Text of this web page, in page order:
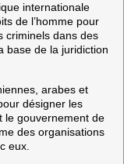
internationale
de l’homme pour
criminels dans des
base de la juridiction
arabes et
désigner les
le gouvernement de
des organisations
eux.